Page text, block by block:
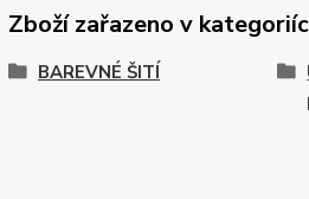
Zboží zařazeno v
BAREVNÉ ŠITÍ